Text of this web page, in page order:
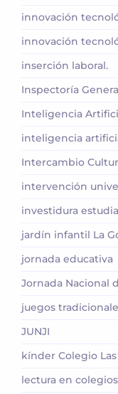
innovación
innovación
inserción laboral.
Inspectoría
Inteligencia
inteligencia
Intercambio
intervención
investidura
jardín infantil La
jornada educativa
Jornada Nacional
juegos
JUNJI
kínder Colegio
lectura en colegios